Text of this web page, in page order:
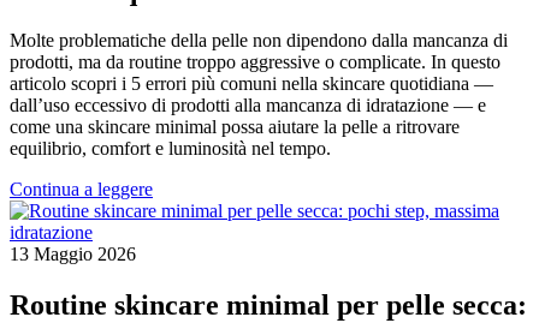
Molte problematiche della pelle non dipendono dalla mancanza di
prodotti, ma da routine troppo aggressive o complicate. In questo
articolo scopri i 5 errori più comuni nella skincare quotidiana —
dall’uso eccessivo di prodotti alla mancanza di idratazione — e
come una skincare minimal possa aiutare la pelle a ritrovare
equilibrio, comfort e luminosità nel tempo.
Continua a leggere
13 Maggio 2026
Routine skincare minimal per pelle secca: